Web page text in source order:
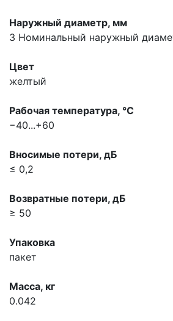
Наружный диаметр, мм
3 Номинальный наружный
Цвет
желтый
Рабочая температура, °С
−40...+60
Вносимые потери, дБ
≤ 0,2
Возвратные потери, дБ
≥ 50
Упаковка
пакет
Масса, кг
0.042